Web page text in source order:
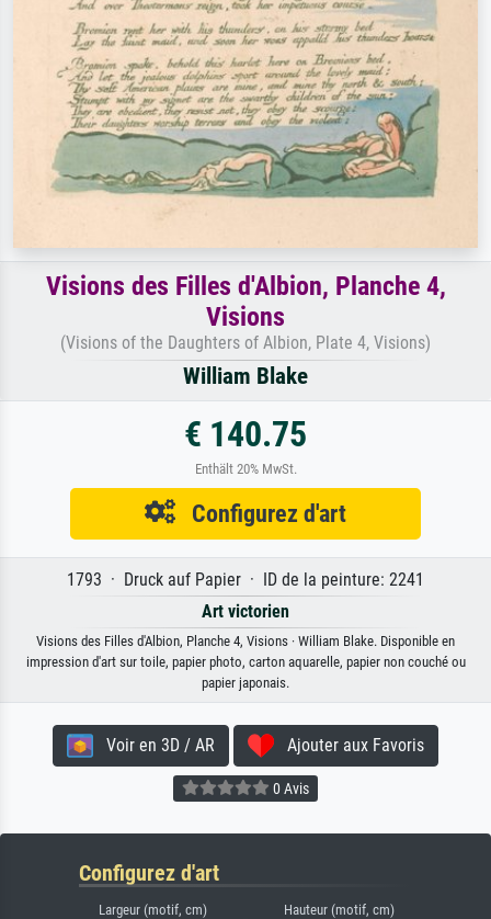
Visions des Filles d'Albion, Planche 4,
Visions
(Visions of the Daughters of Albion, Plate 4, Visions)
William Blake
€ 140.75
Enthält 20% MwSt.
Configurez d'art
1793 · Druck auf Papier · ID de la peinture: 2241
Art victorien
Visions des Filles d'Albion, Planche 4, Visions · William Blake. Disponible en
impression d'art sur toile, papier photo, carton aquarelle, papier non couché ou
papier japonais.
Voir en 3D / AR Ajouter aux Favoris
0 Avis
Configurez d'art
Largeur (motif, cm) Hauteur (motif, cm)